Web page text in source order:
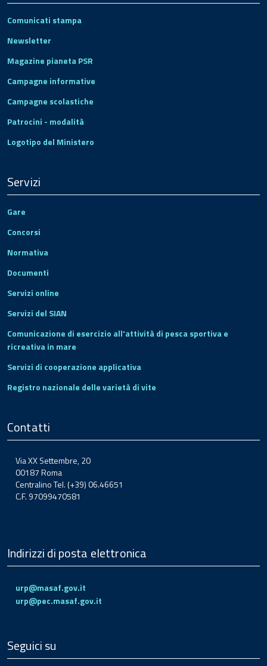
Comunicati stampa
Newsletter
Magazine pianeta PSR
Campagne informative
Campagne scolastiche
Patrocini - modalità
Logotipo del Ministero
Servizi
Gare
Concorsi
Normativa
Documenti
Servizi online
Servizi del SIAN
Comunicazione di esercizio all'attività di pesca sportiva e
ricreativa in mare
Servizi di cooperazione applicativa
Registro nazionale delle varietà di vite
Contatti
Via XX Settembre, 20
00187 Roma
Centralino Tel. (+39) 06.46651
C.F. 97099470581
Indirizzi di posta elettronica
urp@masaf.gov.it
urp@pec.masaf.gov.it
Seguici su